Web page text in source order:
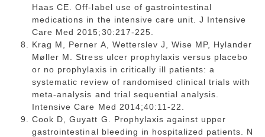
Haas CE. Off-label use of gastrointestinal
medications in the intensive care unit. J Intensive
Care Med 2015;30:217-225.
Krag M, Perner A, Wetterslev J, Wise MP, Hylander
Møller M. Stress ulcer prophylaxis versus placebo
or no prophylaxis in critically ill patients: a
systematic review of randomised clinical trials with
meta-analysis and trial sequential analysis.
Intensive Care Med 2014;40:11-22.
Cook D, Guyatt G. Prophylaxis against upper
gastrointestinal bleeding in hospitalized patients. N